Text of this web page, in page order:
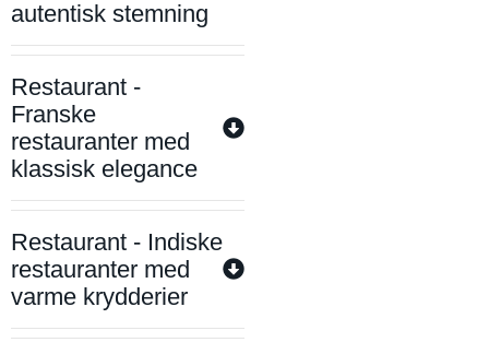
autentisk stemning
Restaurant -
Franske
restauranter med
klassisk elegance
Restaurant - Indiske
restauranter med
varme krydderier